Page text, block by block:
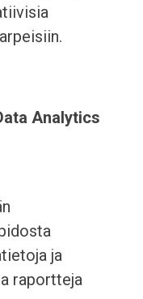
Analytics
ja
raportteja